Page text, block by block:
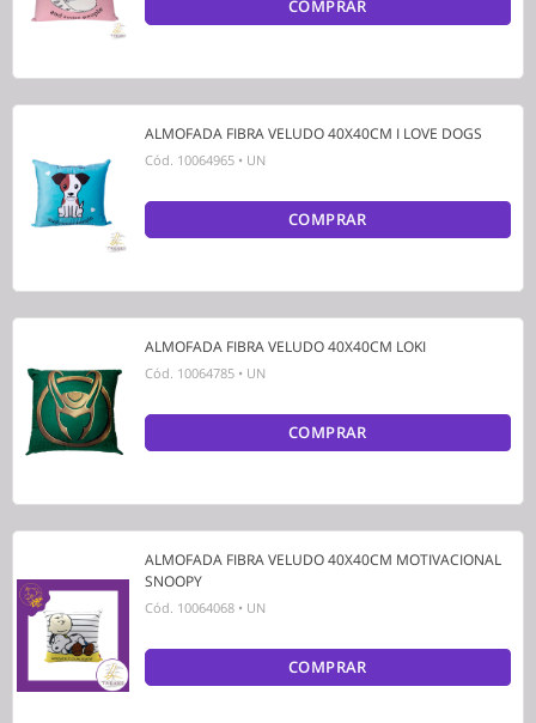
COMPRAR
ALMOFADA FIBRA VELUDO 40X40CM I LOVE DOGS
Cód. 10064965 • UN
COMPRAR
ALMOFADA FIBRA VELUDO 40X40CM LOKI
Cód. 10064785 • UN
COMPRAR
ALMOFADA FIBRA VELUDO 40X40CM MOTIVACIONAL
SNOOPY
Cód. 10064068 • UN
COMPRAR